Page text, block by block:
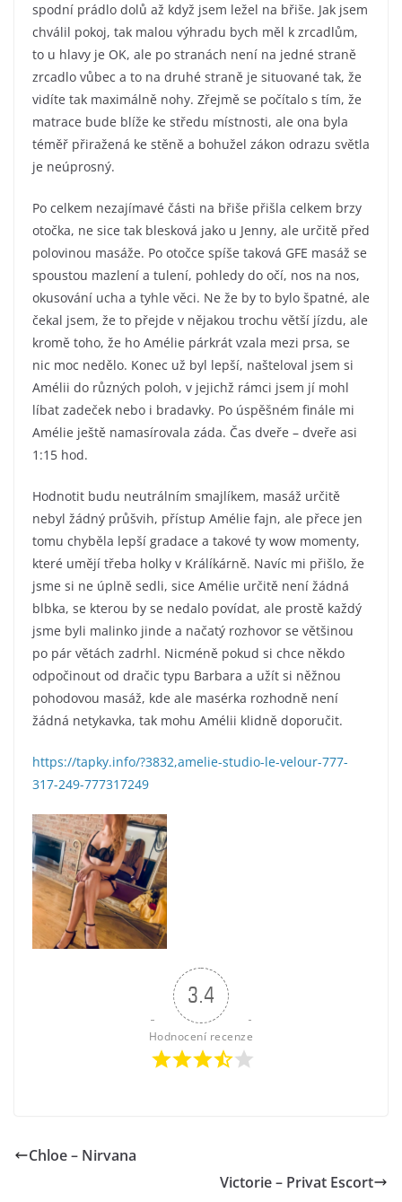
spodní prádlo dolů až když jsem ležel na břiše. Jak jsem
chválil pokoj, tak malou výhradu bych měl k zrcadlům,
to u hlavy je OK, ale po stranách není na jedné straně
zrcadlo vůbec a to na druhé straně je situované tak, že
vidíte tak maximálně nohy. Zřejmě se počítalo s tím, že
matrace bude blíže ke středu místnosti, ale ona byla
téměř přiražená ke stěně a bohužel zákon odrazu světla
je neúprosný.
Po celkem nezajímavé části na břiše přišla celkem brzy
otočka, ne sice tak blesková jako u Jenny, ale určitě před
polovinou masáže. Po otočce spíše taková GFE masáž se
spoustou mazlení a tulení, pohledy do očí, nos na nos,
okusování ucha a tyhle věci. Ne že by to bylo špatné, ale
čekal jsem, že to přejde v nějakou trochu větší jízdu, ale
kromě toho, že ho Amélie párkrát vzala mezi prsa, se
nic moc nedělo. Konec už byl lepší, našteloval jsem si
Amélii do různých poloh, v jejichž rámci jsem jí mohl
líbat zadeček nebo i bradavky. Po úspěšném finále mi
Amélie ještě namasírovala záda. Čas dveře – dveře asi
1:15 hod.
Hodnotit budu neutrálním smajlíkem, masáž určitě
nebyl žádný průšvih, přístup Amélie fajn, ale přece jen
tomu chyběla lepší gradace a takové ty wow momenty,
které umějí třeba holky v Králíkárně. Navíc mi přišlo, že
jsme si ne úplně sedli, sice Amélie určitě není žádná
blbka, se kterou by se nedalo povídat, ale prostě každý
jsme byli malinko jinde a načatý rozhovor se většinou
po pár větách zadrhl. Nicméně pokud si chce někdo
odpočinout od dračic typu Barbara a užít si něžnou
pohodovou masáž, kde ale masérka rozhodně není
žádná netykavka, tak mohu Amélii klidně doporučit.
https://tapky.info/?3832,amelie-studio-le-velour-777-
317-249-777317249
3.4
Hodnocení recenze
Chloe – Nirvana
Victorie – Privat Escort